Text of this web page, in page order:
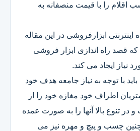
اقلام را با قیمت منصفانه به
ابزارفروشی در این مقاله
قصد راه اندازی ابزار فروشی
نیاز ایجاد می کند.
با توجه به نیاز جامعه هدف خود
اطراف خود مغازه خود را از
و در تنوع بالا آنها را به صورت عمده
چسب و پیچ و مهره نیز می